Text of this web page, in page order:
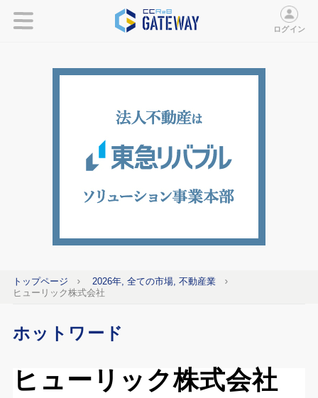
ログイン
トップページ
2026年, 全ての市場, 不動産業
ヒューリック株式会社
ホットワード
ヒューリック株式会社